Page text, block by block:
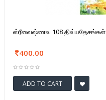
ஸ்ரீவைஷ்ணவ 108 திவ்யதேசங்கள்
400.00
ADD TO CART